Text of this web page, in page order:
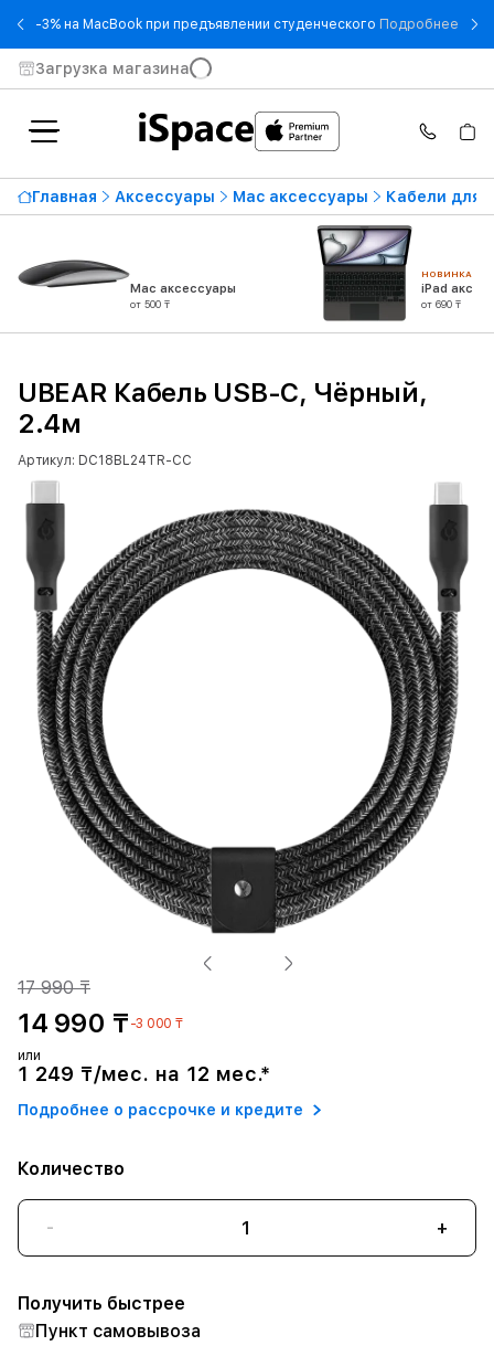
-3% на MacBook при предъявлении студенческого Подробнее - -
Загрузка магазина
Главная Аксессуары Mac аксессуары Кабели для
Mac аксессуары
от 500 ₸
НОВИНКА
iPad
от 690 ₸
UBEAR Кабель USB-C, Чёрный,
2.4м
Артикул: DC18BL24TR-CC
17 990 ₸
14 990 ₸ -3 000 ₸
или
1 249 ₸/мес. на 12 мес.*
Подробнее о рассрочке и кредите
Количество
- +
Получить быстрее
Пункт самовывоза